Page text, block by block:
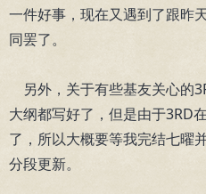
一件好事，现在又遇到了跟昨
同罢了。
另外，关于有些基友关心的
大纲都写好了，但是由于3RD
了，所以大概要等我完结七曜
分段更新。